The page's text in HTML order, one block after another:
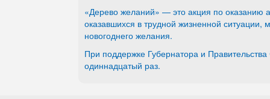
«Дерево желаний» — это акция по оказанию
оказавшихся в трудной жизненной
новогоднего желания.
При поддержке Губернатора и
одиннадцатый раз.